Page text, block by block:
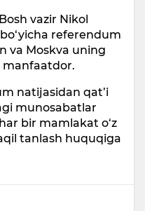
vazir Nikol
referendum
va Moskva uning
manfaatdor.
natijasidan qat’i
munosabatlar
bir mamlakat o‘z
tanlash huquqiga